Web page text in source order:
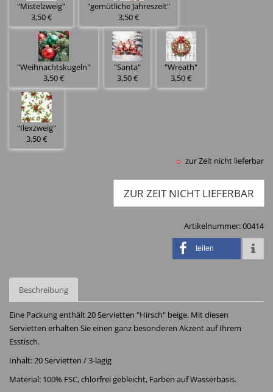
"Mistelzweig"
3,50 €
"gemütliche Jahreszeit"
3,50 €
"Weihnachtskugeln"
3,50 €
"Santa"
3,50 €
"Wreath"
3,50 €
"Ilexzweig"
3,50 €
zur Zeit nicht lieferbar
ZUR ZEIT NICHT LIEFERBAR
Artikelnummer:00414
teilen
Beschreibung
Eine Packung enthält 20 Servietten "Hirsch" beige. Mit diesen
Servietten erhalten Sie einen ganz besonderen Akzent auf Ihrem
Esstisch.
Inhalt: 20 Servietten / 3-lagig
Material: 100% FSC, chlorfrei gebleicht, Farben auf Wasserbasis.